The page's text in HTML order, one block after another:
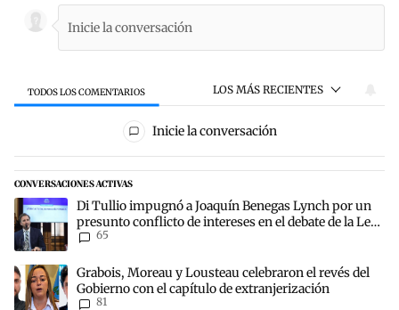
TODOS LOS COMENTARIOS LOS MÁS RECIENTES
Todos los comentarios
Inicie la conversación
CONVERSACIONES ACTIVAS
Este listado muestra los artículos con más comentarios en los
Un artículo de tendencia con el título "Di Tullio impugnó a
Di Tullio impugnó a Joaquín Benegas Lynch por un
presunto conflicto de intereses en el debate de la Ley
de Tierras
65
Un artículo de tendencia con el título "Grabois, Moreau y
Grabois, Moreau y Lousteau celebraron el revés del
Gobierno con el capítulo de extranjerización
81